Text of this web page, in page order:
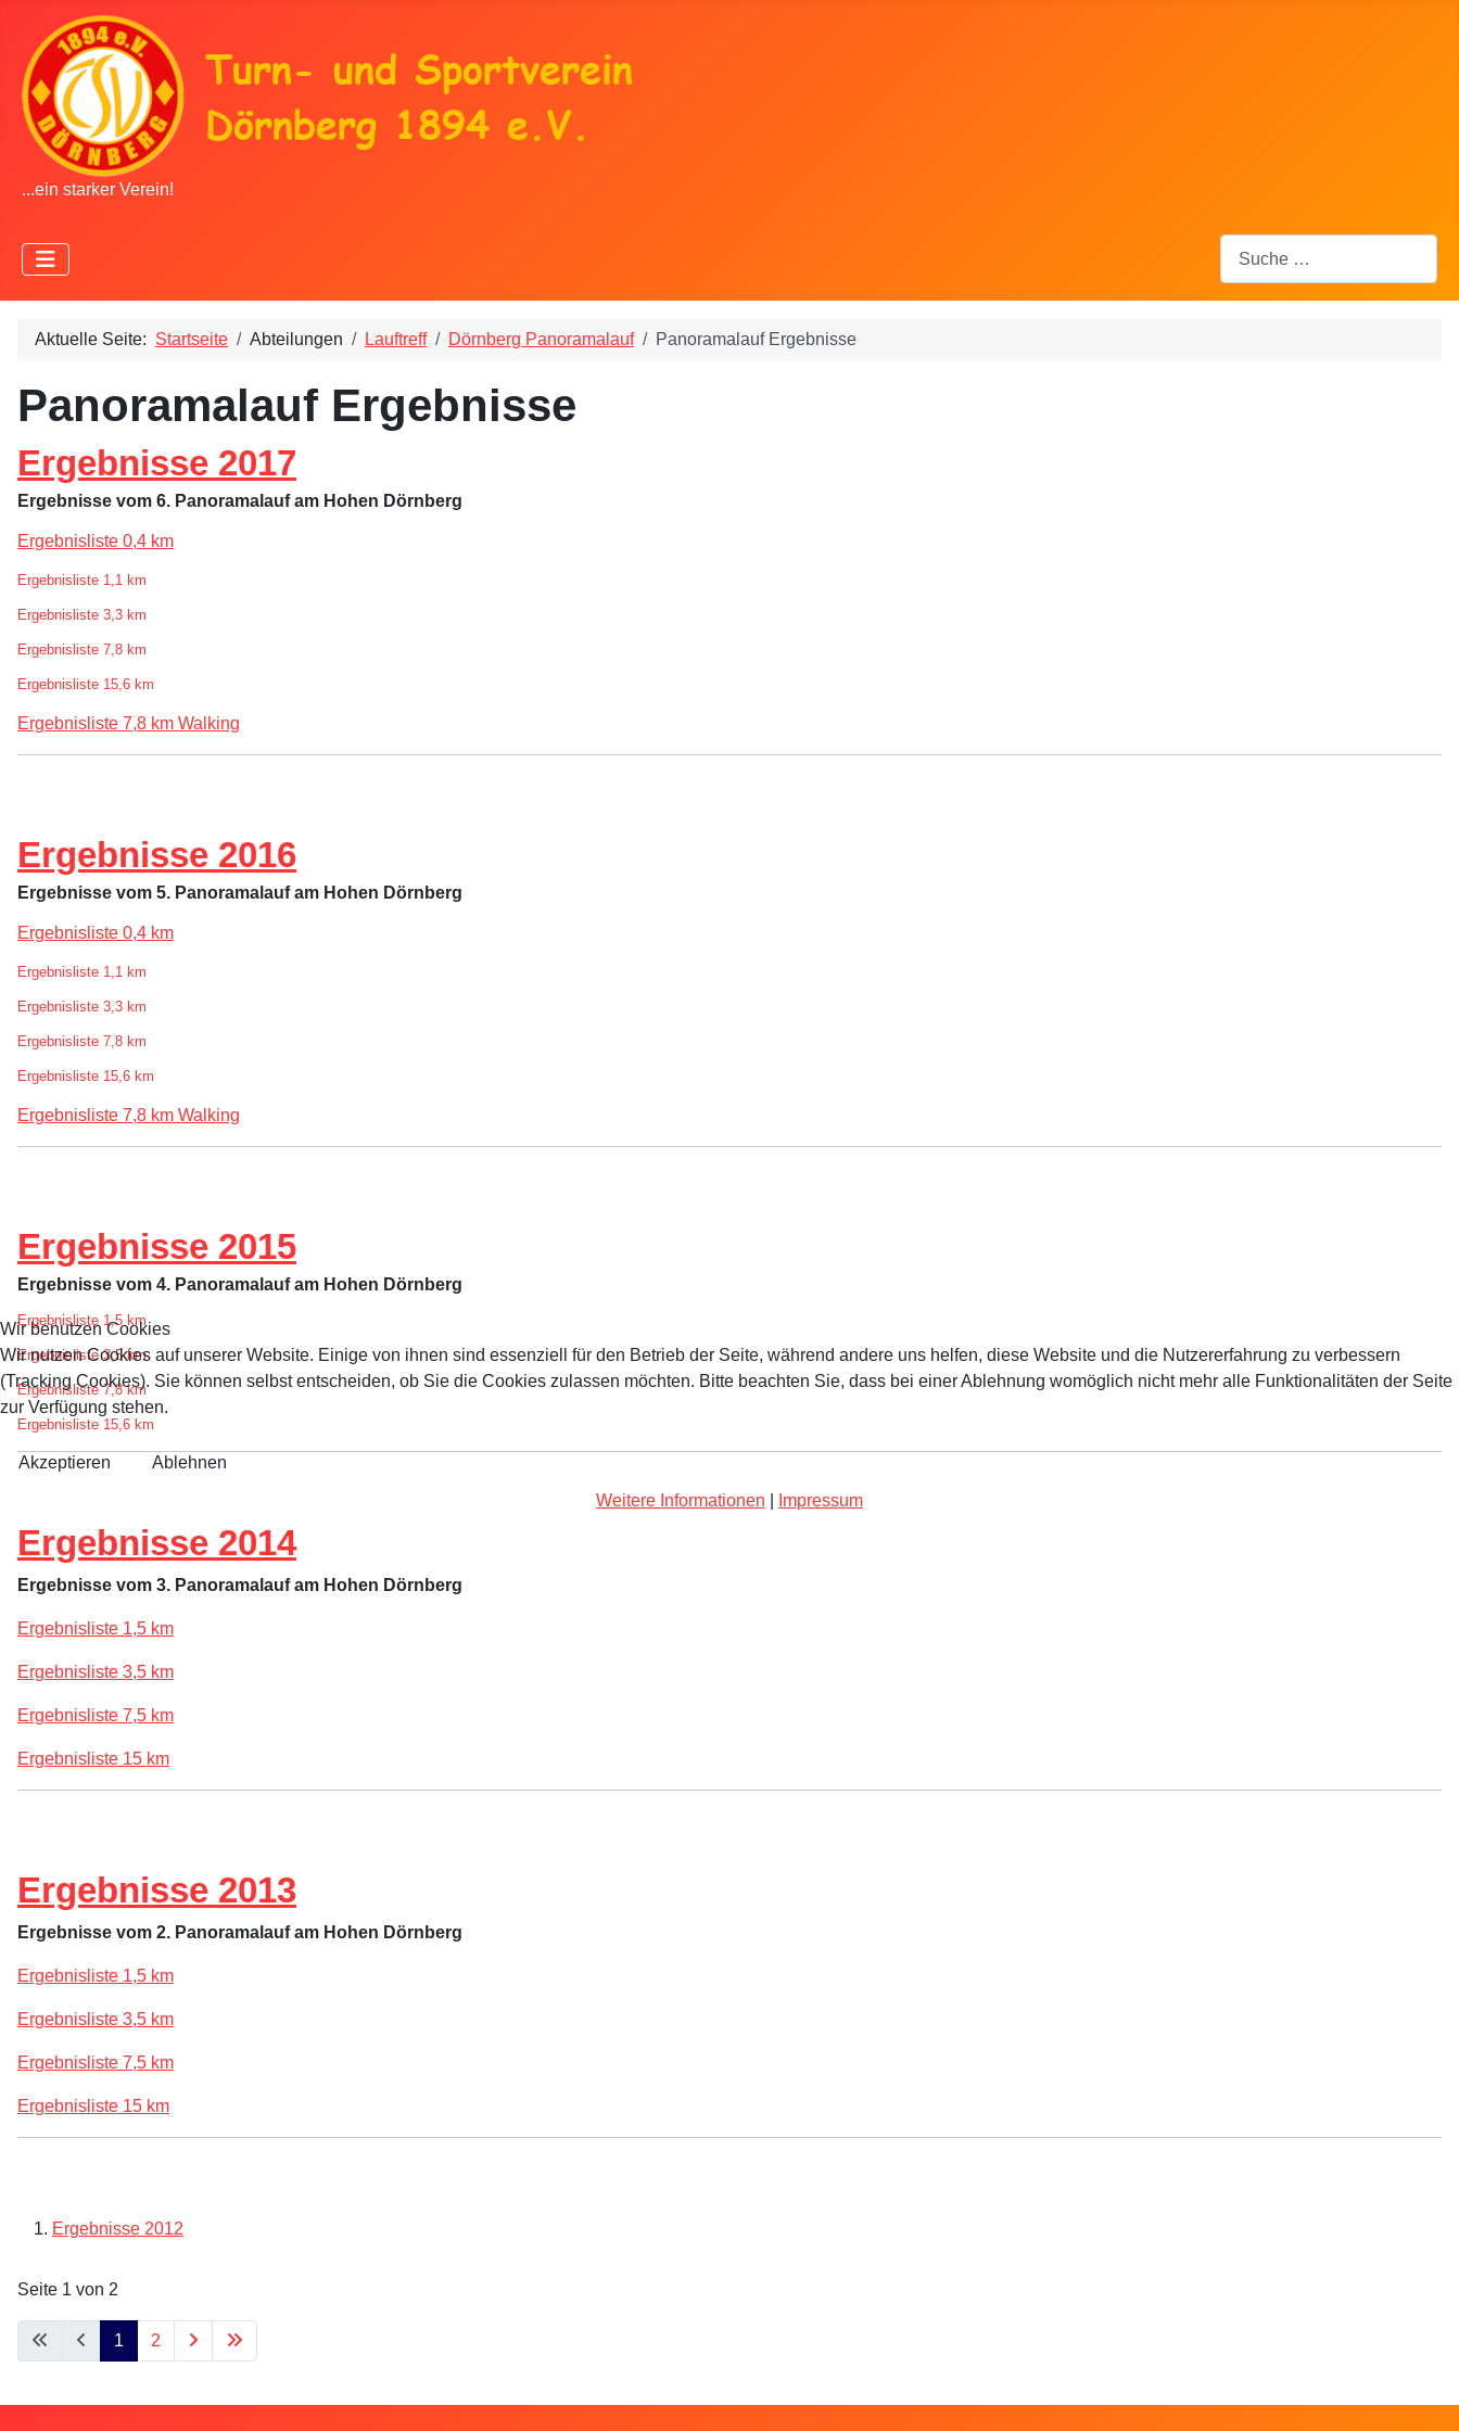
...ein starker Verein!
Aktuelle Seite: Startseite Abteilungen Lauftreff Dörnberg Panoramalauf Panoramalauf Ergebnisse
Panoramalauf Ergebnisse
Ergebnisse 2017
Ergebnisse vom 6. Panoramalauf am Hohen Dörnberg
Ergebnisliste 0,4 km
Ergebnisliste 1,1 km
Ergebnisliste 3,3 km
Ergebnisliste 7,8 km
Ergebnisliste 15,6 km
Ergebnisliste 7,8 km Walking
Ergebnisse 2016
Ergebnisse vom 5. Panoramalauf am Hohen Dörnberg
Ergebnisliste 0,4 km
Ergebnisliste 1,1 km
Ergebnisliste 3,3 km
Ergebnisliste 7,8 km
Ergebnisliste 15,6 km
Ergebnisliste 7,8 km Walking
Ergebnisse 2015
Ergebnisse vom 4. Panoramalauf am Hohen Dörnberg
Ergebnisliste 1,5 km
Ergebnisliste 3,5 km
Ergebnisliste 7,8 km
Ergebnisliste 15,6 km
Ergebnisse 2014
Ergebnisse vom 3. Panoramalauf am Hohen Dörnberg
Ergebnisliste 1,5 km
Ergebnisliste 3,5 km
Ergebnisliste 7,5 km
Ergebnisliste 15 km
Ergebnisse 2013
Ergebnisse vom 2. Panoramalauf am Hohen Dörnberg
Ergebnisliste 1,5 km
Ergebnisliste 3,5 km
Ergebnisliste 7,5 km
Ergebnisliste 15 km
Ergebnisse 2012
Seite 1 von 2
1 2
Wir benutzen Cookies
Wir nutzen Cookies auf unserer Website. Einige von ihnen sind essenziell für den Betrieb der Seite, während andere uns helfen, diese Website und die Nutzererfahrung zu verbessern
(Tracking Cookies). Sie können selbst entscheiden, ob Sie die Cookies zulassen möchten. Bitte beachten Sie, dass bei einer Ablehnung womöglich nicht mehr alle Funktionalitäten der Seite
zur Verfügung stehen.
Akzeptieren Ablehnen
Weitere Informationen Impressum